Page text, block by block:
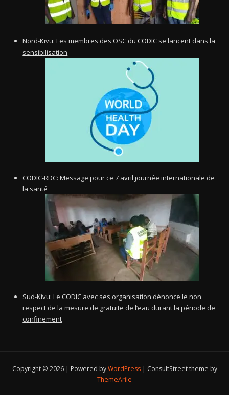
Nord-Kivu: Les membres des OSC du CODIC se lancent dans la
sensibilisation
CODIC-RDC: Message pour ce 7 avril journée internationale de
la santé
Sud-Kivu: Le CODIC avec ses organisation dénonce le non
respect de la mesure de gratuite de l’eau durant la période de
confinement
Copyright © 2026 | Powered byWordPress | ConsultStreet theme by
ThemeArile